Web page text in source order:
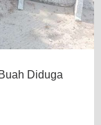
Diduga